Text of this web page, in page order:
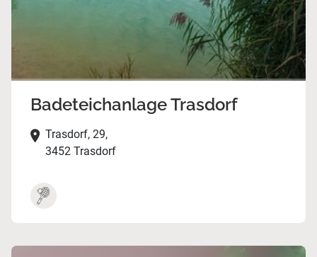
Badeteichanlage Trasdorf
Trasdorf, 29,
3452 Trasdorf